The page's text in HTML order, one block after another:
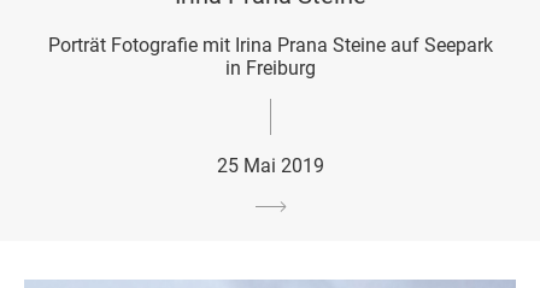
Porträt Fotografie mit Irina Prana Steine auf Seepark
in Freiburg
25 Mai 2019